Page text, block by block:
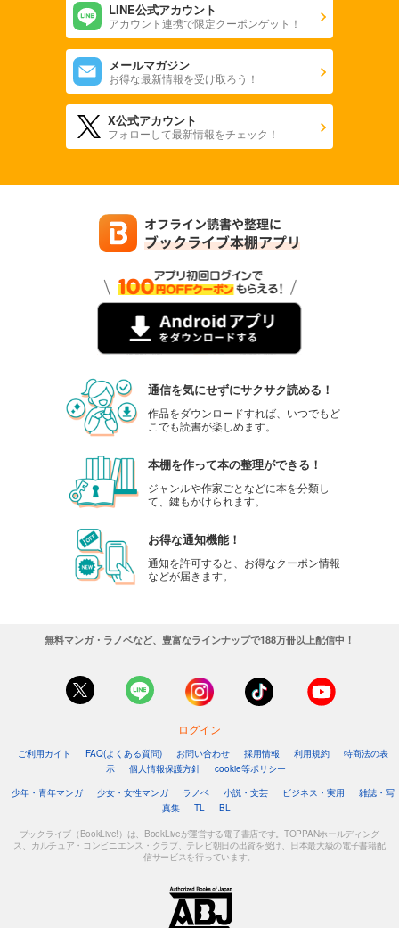
LINE公式アカウント
アカウント連携で限定クーポンゲット！
メールマガジン
お得な最新情報を受け取ろう！
X公式アカウント
フォローして最新情報をチェック！
通信を気にせずにサクサク読める！
作品をダウンロードすれば、いつでもど
こでも読書が楽しめます。
本棚を作って本の整理ができる！
ジャンルや作家ごとなどに本を分類し
て、鍵もかけられます。
お得な通知機能！
通知を許可すると、お得なクーポン情報
などが届きます。
無料マンガ・ラノベなど、豊富なラインナップで188万冊以上配信中！
ログイン
ご利用ガイド FAQ(よくある質問) お問い合わせ 採用情報 利用規約
特商法の表
示
個人情報保護方針
cookie等ポリシー
少年・青年マンガ
少女・女性マンガ ラノベ 小説・文芸 ビジネス・実用
雑誌・写
真集
TL BL
ブックライブ（BookLive!）は、BookLiveが運営する電子書店です。TOPPANホールディング
ス、カルチュア・コンビニエンス・クラブ、テレビ朝日の出資を受け、日本最大級の電子書籍配
信サービスを行っています。